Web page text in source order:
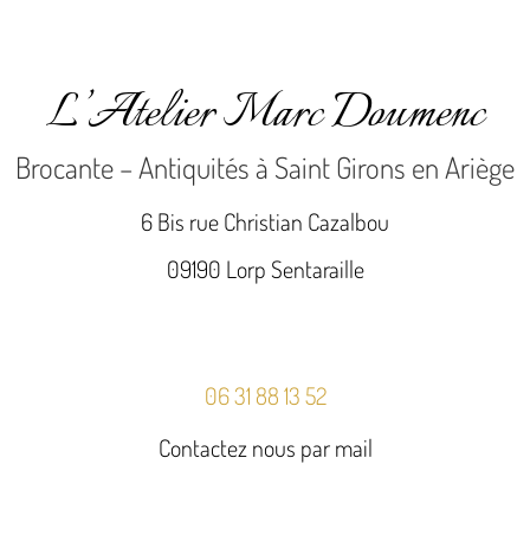
L’Atelier Marc Doumenc
Brocante – Antiquités à Saint Girons en Ariège
6 Bis rue Christian Cazalbou
09190 Lorp Sentaraille
06 31 88 13 52
Contactez nous par mail